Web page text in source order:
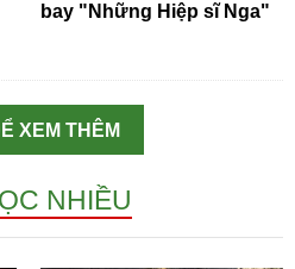
bay "Những Hiệp sĩ Nga"
XEM THÊM
NHIỀU